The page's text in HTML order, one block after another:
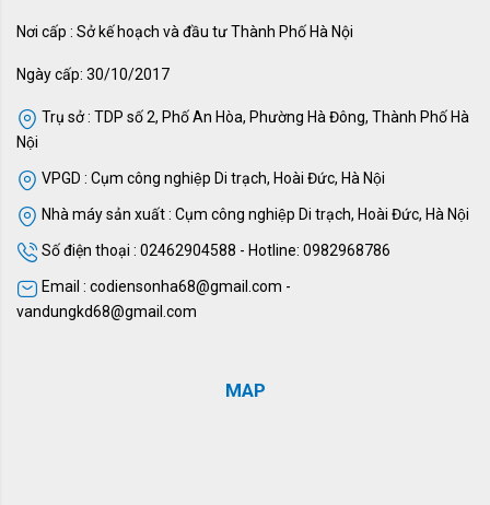
Nơi cấp : Sở kế hoạch và đầu tư Thành Phố Hà Nội
Ngày cấp: 30/10/2017
Trụ sở : TDP số 2, Phố An Hòa, Phường Hà Đông, Thành Phố Hà
Nội
VPGD : Cụm công nghiệp Di trạch, Hoài Đức, Hà Nội
Nhà máy sản xuất : Cụm công nghiệp Di trạch, Hoài Đức, Hà Nội
Số điện thoại : 02462904588 - Hotline: 0982968786
Email : codiensonha68@gmail.com -
vandungkd68@gmail.com
MAP